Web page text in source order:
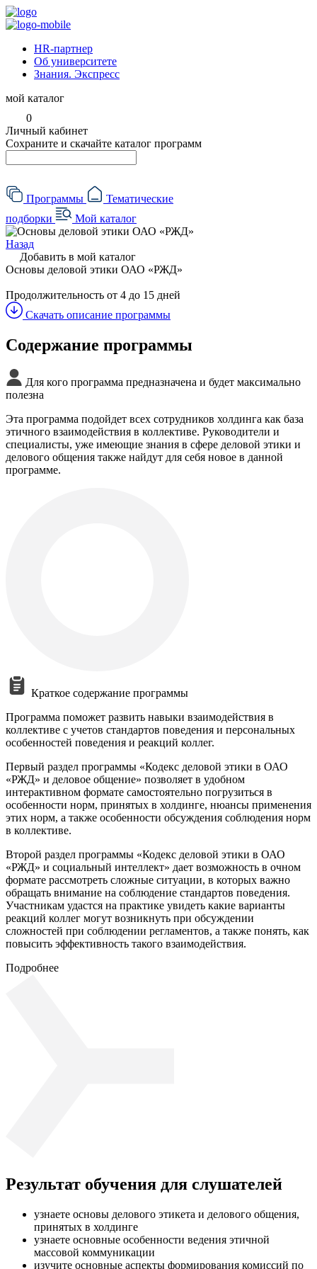
HR-партнер
Об университете
Знания. Экспресс
мой каталог
0
Личный кабинет
Сохраните и скачайте каталог программ
Программы
Тематические
подборки
Мой каталог
Назад
Добавить в мой каталог
Основы деловой этики ОАО «РЖД»
Продолжительность от 4 до 15 дней
Скачать описание программы
Содержание программы
Для кого программа предназначена и будет максимально
полезна
Эта программа подойдет всех сотрудников холдинга как база
этичного взаимодействия в коллективе. Руководители и
специалисты, уже имеющие знания в сфере деловой этики и
делового общения также найдут для себя новое в данной
программе.
Краткое содержание программы
Программа поможет развить навыки взаимодействия в
коллективе с учетов стандартов поведения и персональных
особенностей поведения и реакций коллег.
Первый раздел программы «Кодекс деловой этики в ОАО
«РЖД» и деловое общение» позволяет в удобном
интерактивном формате самостоятельно погрузиться в
особенности норм, принятых в холдинге, нюансы применения
этих норм, а также особенности обсуждения соблюдения норм
в коллективе.
Второй раздел программы «Кодекс деловой этики в ОАО
«РЖД» и социальный интеллект» дает возможность в очном
формате рассмотреть сложные ситуации, в которых важно
обращать внимание на соблюдение стандартов поведения.
Участникам удастся на практике увидеть какие варианты
реакций коллег могут возникнуть при обсуждении
сложностей при соблюдении регламентов, а также понять, как
повысить эффективность такого взаимодействия.
Подробнее
Результат обучения для слушателей
узнаете основы делового этикета и делового общения,
принятых в холдинге
узнаете основные особенности ведения этичной
массовой коммуникации
изучите основные аспекты формирования комиссий по